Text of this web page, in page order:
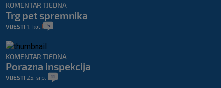
KOMENTAR TJEDNA
Trg pet spremnika
VIJESTI 1. kol. 5
KOMENTAR TJEDNA
Porazna inspekcija
VIJESTI 25. srp. 11